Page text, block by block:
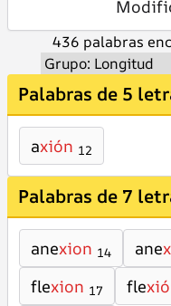
436 palabras
Palabras de 5
axión 12
Palabras de 7
anexion 14 ane
flexion 17 fle